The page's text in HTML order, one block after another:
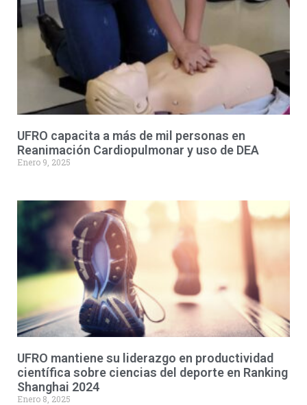
UFRO capacita a más de mil personas en
Reanimación Cardiopulmonar y uso de DEA
Enero 9, 2025
UFRO mantiene su liderazgo en productividad
científica sobre ciencias del deporte en Ranking
Shanghai 2024
Enero 8, 2025